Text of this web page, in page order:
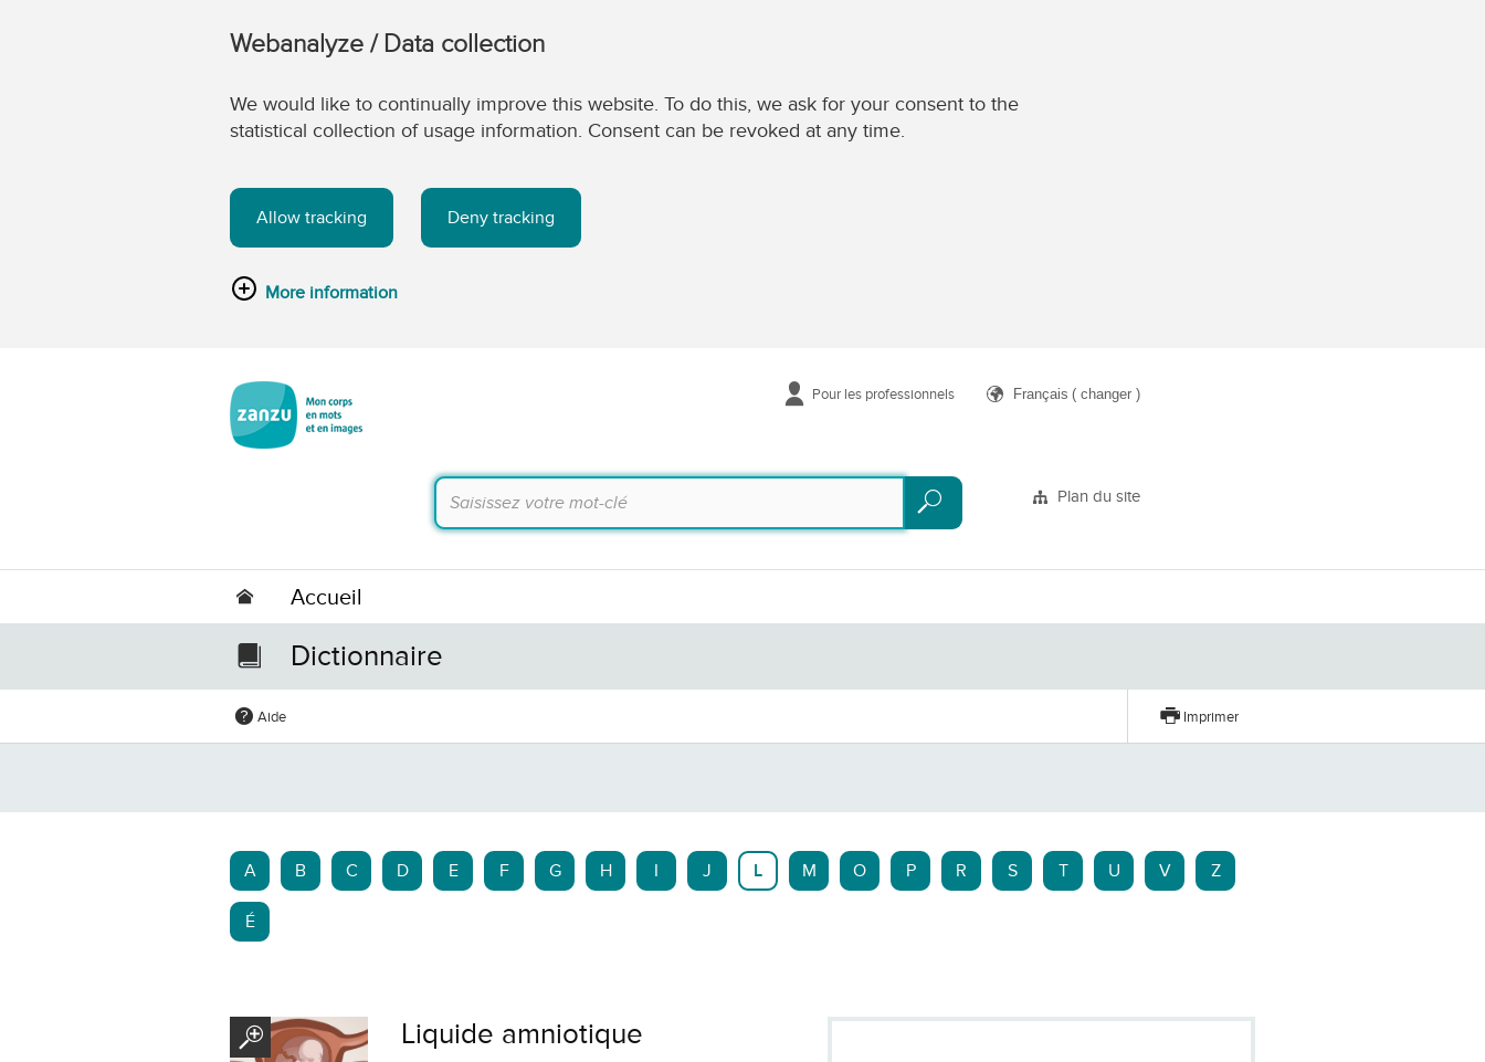
Webanalyze / Data collection
We would like to continually improve this website. To do this, we ask for your consent to the
statistical collection of usage information. Consent can be revoked at any time.
Allow tracking Deny tracking
More information
Pour les professionnels Français ( changer )
Rechercher
Rechercher
Plan du site
Accueil
Dictionnaire
Aide Imprimer
A B C D E F G H I J L M O P R S T U V Z
É
Liquide amniotique